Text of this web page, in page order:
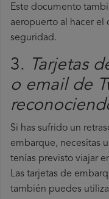
Este documento
aeropuerto al hacer el
seguridad.
3.
Tarjetas
o email de
Si has sufrido un
embarque, necesitas
tenías previsto viajar
Las tarjetas de
también puedes